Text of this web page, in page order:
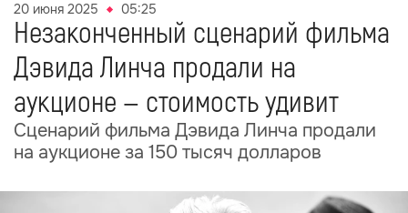
20 июня 2025 05:25
Незаконченный сценарий фильма
Дэвида Линча продали на
аукционе — стоимость удивит
Сценарий фильма Дэвида Линча продали
на аукционе за 150 тысяч долларов